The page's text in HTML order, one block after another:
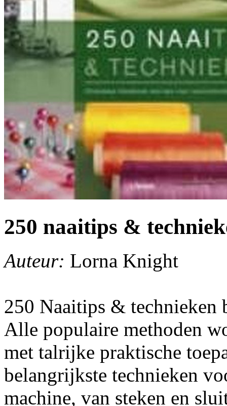
250 naaitips &
Auteur: Lorna Knight
250 Naaitips & technieken
Alle populaire methoden
met talrijke praktische
belangrijkste technieken
machine, van steken en